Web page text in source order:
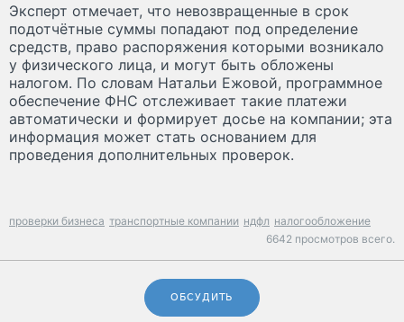
Эксперт отмечает, что невозвращенные в срок
подотчётные суммы попадают под определение
средств, право распоряжения которыми возникало
у физического лица, и могут быть обложены
налогом. По словам Натальи Ежовой, программное
обеспечение ФНС отслеживает такие платежи
автоматически и формирует досье на компании; эта
информация может стать основанием для
проведения дополнительных проверок.
проверки бизнеса транспортные компании ндфл налогообложение
6642 просмотров всего.
ОБСУДИТЬ